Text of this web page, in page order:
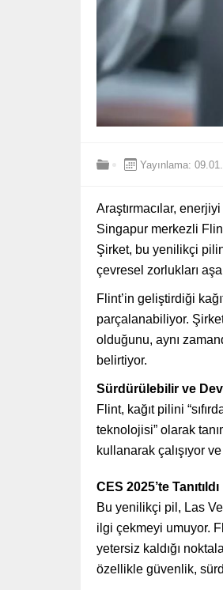
Yayınlama:
Araştırmacılar,
Singapur merkezli
Şirket, bu yenilikçi
çevresel zorlukları
Flint’in geliştirdiği
parçalanabiliyor.
olduğunu, aynı
belirtiyor.
Sürdürülebilir ve
Flint, kağıt pilini
teknolojisi” olarak
kullanarak çalışıyor
CES 2025’te Tanıtıldı
Bu yenilikçi pil, Las
ilgi çekmeyi umuyor.
yetersiz kaldığı
özellikle güvenlik,